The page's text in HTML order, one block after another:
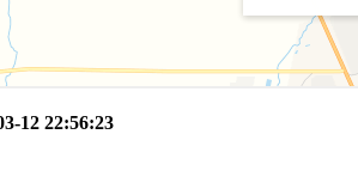
12 22:56:23